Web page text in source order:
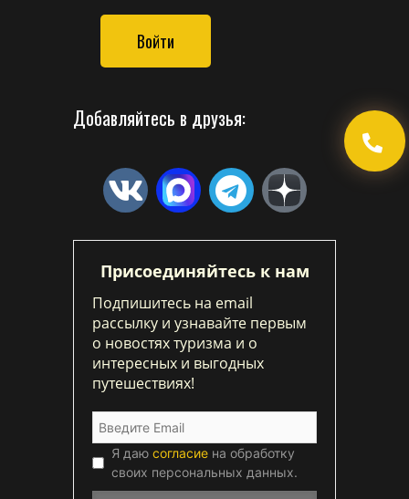
Войти
Добавляйтесь в друзья:
Присоединяйтесь к нам
Подпишитесь на email
рассылку и узнавайте первым
о новостях туризма и о
интересных и выгодных
путешествиях!
Я даю согласие на обработку
своих персональных данных.